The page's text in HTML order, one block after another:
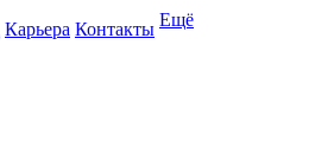
Карьера Контакты Ещё